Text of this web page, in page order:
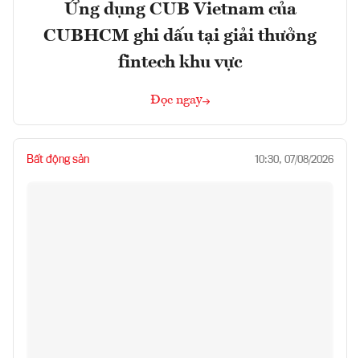
Ứng dụng CUB Vietnam của
CUBHCM ghi dấu tại giải thưởng
fintech khu vực
Đọc ngay
Bất động sản 10:30, 07/08/2026